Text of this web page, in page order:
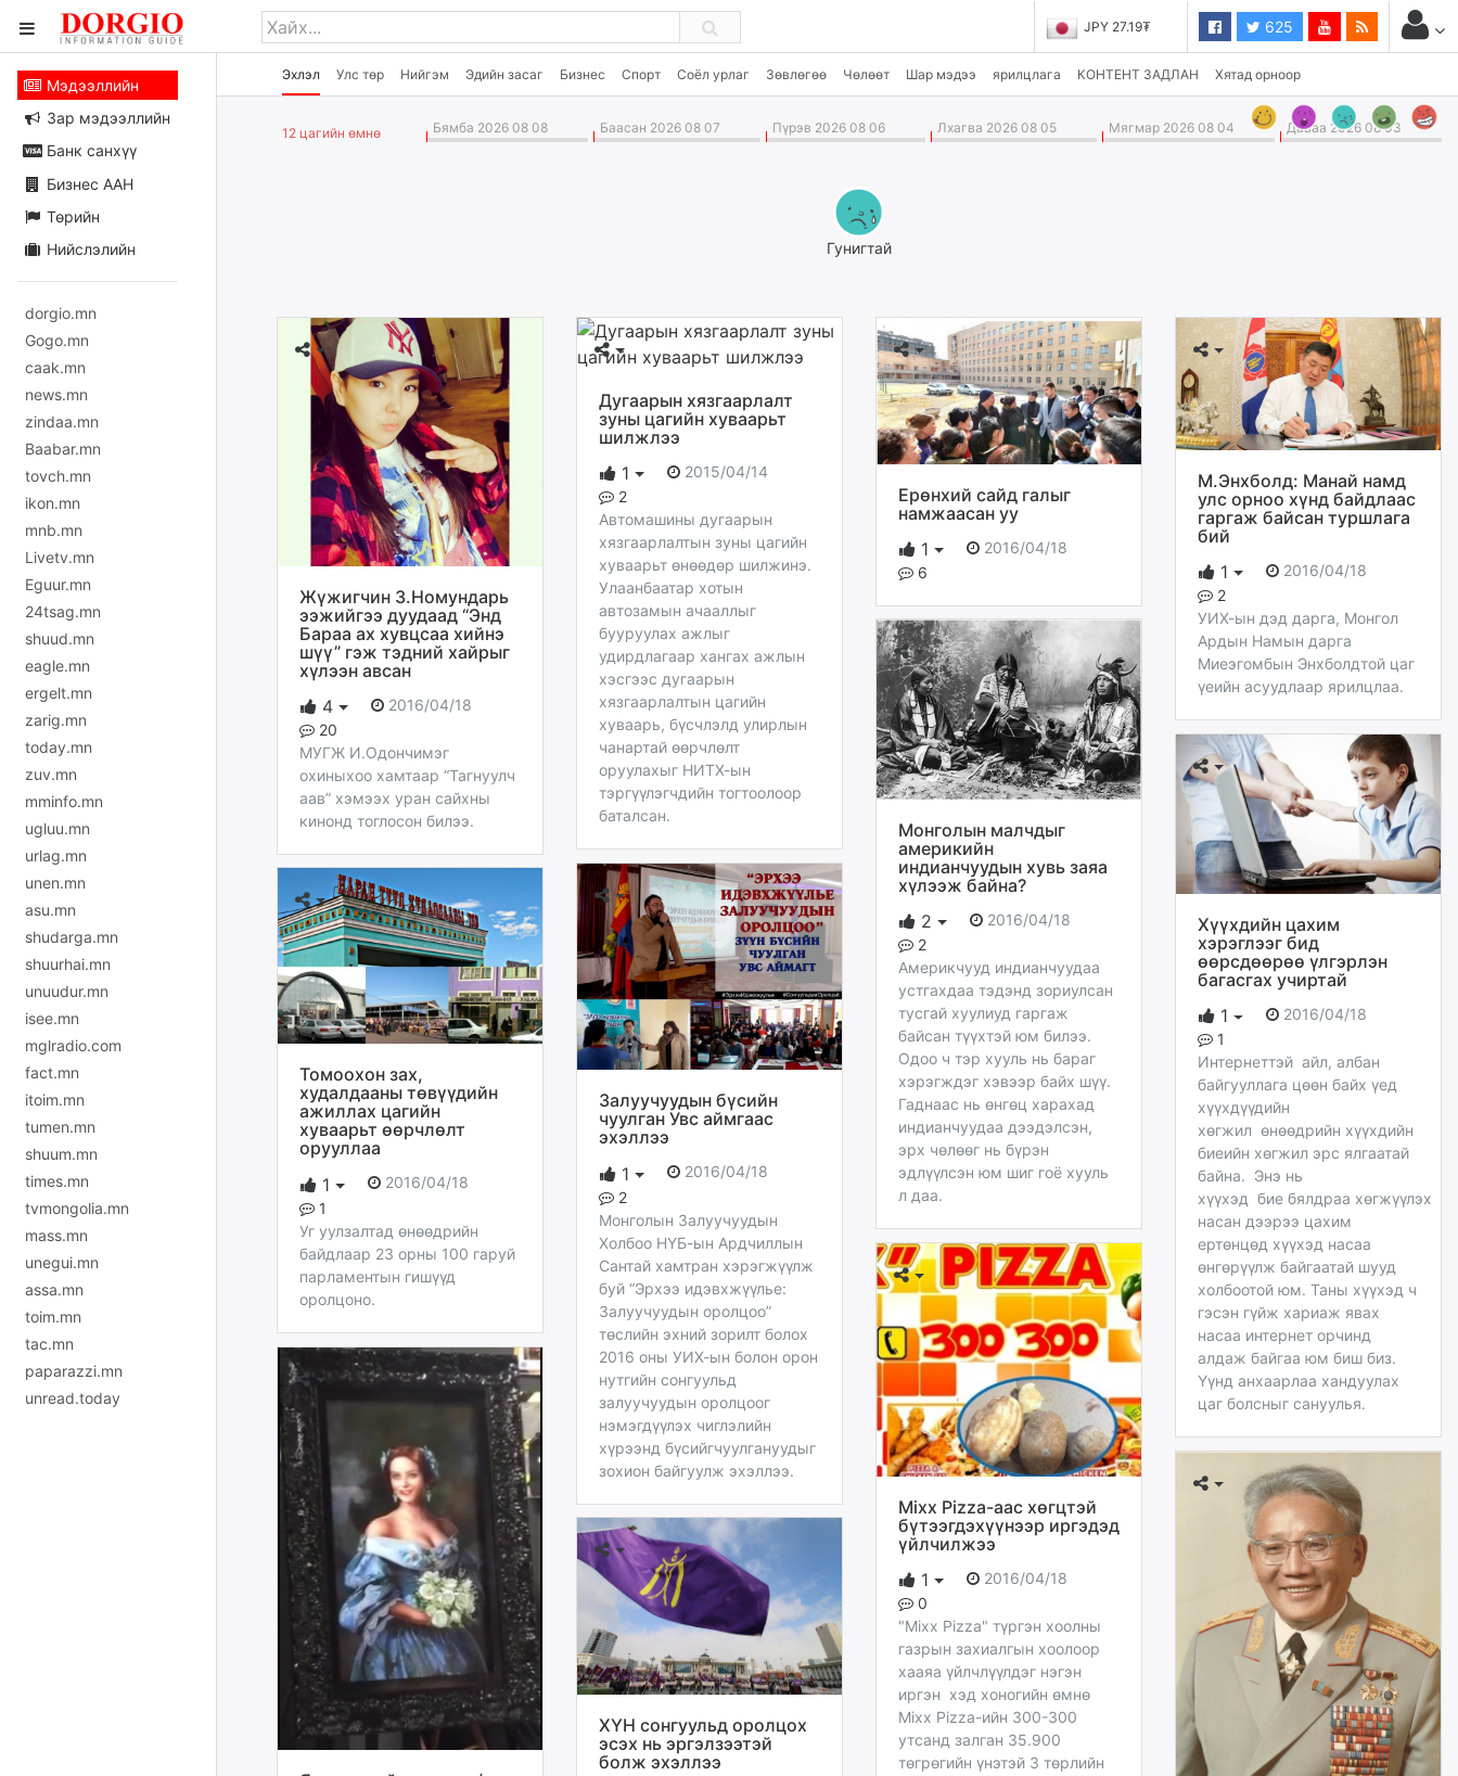
JPY 27.19₮ 625
Эхлэл Улс төр Нийгэм Эдийн засаг Бизнес Спорт Соёл урлаг Зөвлөгөө Чөлөөт Шар мэдээ ярилцлага КОНТЕНТ ЗАДЛАН Хятад орноор
Мэдээллийн
Зар мэдээллийн
Банк санхүү
Бизнес ААН
Төрийн
Нийслэлийн
dorgio.mn
Gogo.mn
caak.mn
news.mn
zindaa.mn
Baabar.mn
tovch.mn
ikon.mn
mnb.mn
Livetv.mn
Eguur.mn
24tsag.mn
shuud.mn
eagle.mn
ergelt.mn
zarig.mn
today.mn
zuv.mn
mminfo.mn
ugluu.mn
urlag.mn
unen.mn
asu.mn
shudarga.mn
shuurhai.mn
unuudur.mn
isee.mn
mglradio.com
fact.mn
itoim.mn
tumen.mn
shuum.mn
times.mn
tvmongolia.mn
mass.mn
unegui.mn
assa.mn
toim.mn
tac.mn
paparazzi.mn
unread.today
12 цагийн өмнө Бямба 2026 08 08 Баасан 2026 08 07 Пүрэв 2026 08 06 Лхагва 2026 08 05 Мягмар 2026 08 04 Даваа 2026 08 03
Гунигтай
Жүжигчин З.Номундарь
ээжийгээ дуудаад “Энд
Бараа ах хувцсаа хийнэ
шүү” гэж тэдний хайрыг
хүлээн авсан
4
2016/04/18
20
МУГЖ И.Одончимэг
охиныхоо хамтаар “Тагнуулч
аав” хэмээх уран сайхны
кинонд тоглосон билээ.
Дугаарын хязгаарлалт
зуны цагийн хуваарьт
шилжлээ
1
2015/04/14
2
Автомашины дугаарын
хязгаарлалтын зуны цагийн
хуваарьт өнөөдөр шилжинэ.
Улаанбаатар хотын
автозамын ачааллыг
бууруулах ажлыг
удирдлагаар хангах ажлын
хэсгээс дугаарын
хязгаарлалтын цагийн
хуваарь, бүсчлэлд улирлын
чанартай өөрчлөлт
оруулахыг НИТХ-ын
тэргүүлэгчдийн тогтоолоор
баталсан.
Ерөнхий сайд галыг
намжаасан уу
1
2016/04/18
6
М.Энхболд: Манай намд
улс орноо хүнд байдлаас
гаргаж байсан туршлага
бий
1
2016/04/18
2
УИХ-ын дэд дарга, Монгол
Ардын Намын дарга
Миеэгомбын Энхболдтой цаг
үеийн асуудлаар ярилцлаа.
Монголын малчдыг
америкийн
индианчуудын хувь заяа
хүлээж байна?
2
2016/04/18
2
Америкчууд индианчуудаа
устгахдаа тэдэнд зориулсан
тусгай хуулиуд гаргаж
байсан түүхтэй юм билээ.
Одоо ч тэр хууль нь бараг
хэрэгждэг хэвээр байх шүү.
Гаднаас нь өнгөц харахад
индианчуудаа дээдэлсэн,
эрх чөлөөг нь бүрэн
эдлүүлсэн юм шиг гоё хууль
л даа.
Хүүхдийн цахим
хэрэглээг бид
өөрсдөөрөө үлгэрлэн
багасгах учиртай
1
2016/04/18
1
Интернеттэй айл, албан
байгууллага цөөн байх үед
хүүхдүүдийн
хөгжил өнөөдрийн хүүхдийн
биеийн хөгжил эрс ялгаатай
байна. Энэ нь
хүүхэд бие бялдраа хөгжүүлэх
насан дээрээ цахим
ертөнцөд хүүхэд насаа
өнгөрүүлж байгаатай шууд
холбоотой юм. Таны хүүхэд ч
гэсэн гүйж хариаж явах
насаа интернет орчинд
алдаж байгаа юм биш биз.
Үүнд анхаарлаа хандуулах
цаг болсныг сануулья.
Залуучуудын бүсийн
чуулган Увс аймгаас
эхэллээ
1
2016/04/18
2
Монголын Залуучуудын
Холбоо НҮБ-ын Ардчиллын
Сантай хамтран хэрэгжүүлж
буй “Эрхээ идэвхжүүлье:
Залуучуудын оролцоо”
төслийн эхний зорилт болох
2016 оны УИХ-ын болон орон
нутгийн сонгуульд
залуучуудын оролцоог
нэмэгдүүлэх чиглэлийн
хүрээнд бүсийгчуулгануудыг
зохион байгуулж эхэллээ.
Томоохон зах,
худалдааны төвүүдийн
ажиллах цагийн
хуваарьт өөрчлөлт
орууллаа
1
2016/04/18
1
Уг уулзалтад өнөөдрийн
байдлаар 23 орны 100 гаруй
парламентын гишүүд
оролцоно.
Mixx Pizza-аас хөгцтэй
бүтээгдэхүүнээр иргэдэд
үйлчилжээ
1
2016/04/18
0
"Мixx Pizza" түргэн хоолны
газрын захиалгын хоолоор
хааяа үйлчлүүлдэг нэгэн
иргэн хэд хоногийн өмнө
Мixx Pizza-ийн 300-300
утсанд залган 35.900
төгрөгийн үнэтэй 3 төрлийн
ХҮН сонгуульд оролцох
эсэх нь эргэлзээтэй
болж эхэллээ